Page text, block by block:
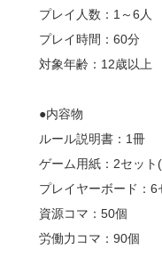
プレイ人数：1～6人
プレイ時間：60分
対象年齢：12歳以上
●内容物
ルール説明書：1冊
ゲーム用紙：2セット
プレイヤーボード：6
資源コマ：50個
労働力コマ：90個